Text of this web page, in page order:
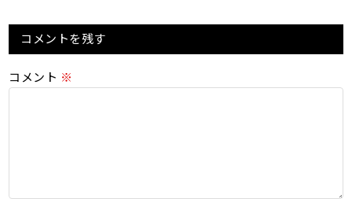
コメントを残す
コメント ※